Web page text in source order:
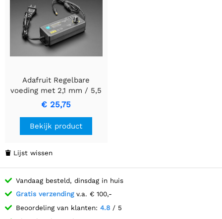
Adafruit Regelbare
voeding met 2,1 mm / 5,5
mm DC - 3 V tot 24 V bij 2
Ampère
€ 25,75
Bekijk product
 Lijst wissen
Vandaag besteld, dinsdag in huis
Gratis verzendingv.a. € 100,-
Beoordeling van klanten: 4.8 / 5